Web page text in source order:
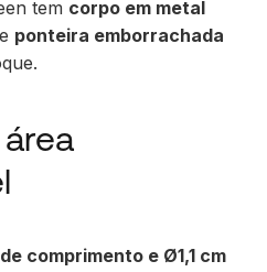
tem corpo em metal
e ponteira emborrachada
comprimento e Ø1,1 cm